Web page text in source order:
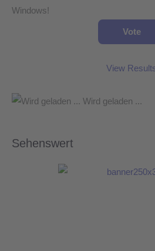
Windows!
View
Wird geladen ...
Sehenswert